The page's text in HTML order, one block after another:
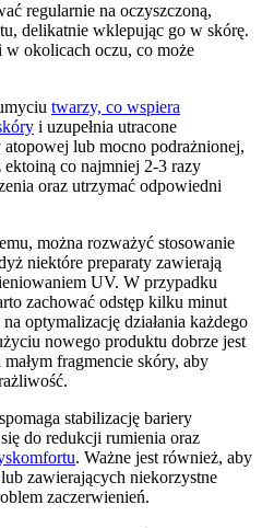
regularnie na oczyszczoną,
delikatnie wklepując go w skórę.
w okolicach oczu, co może
twarzy, co wspiera
i uzupełnia utracone
lub mocno podrażnionej,
ektoiną co najmniej 2-3 razy
oraz utrzymać odpowiedni
można rozważyć stosowanie
niektóre preparaty zawierają
UV. W przypadku
zachować odstęp kilku minut
optymalizację działania każdego
nowego produktu dobrze jest
fragmencie skóry, aby
stabilizację bariery
do redukcji rumienia oraz
. Ważne jest również, aby
zawierających niekorzystne
zaczerwienień.